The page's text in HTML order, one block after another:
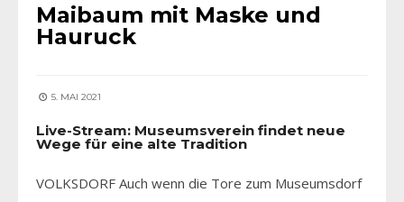
Maibaum mit Maske und
Hauruck
5. MAI 2021
Live-Stream: Museumsverein findet neue
Wege für eine alte Tradition
VOLKSDORF Auch wenn die Tore zum Museumsdorf